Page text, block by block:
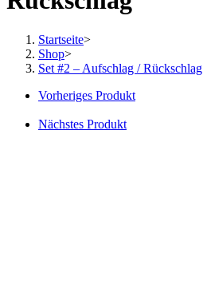
Startseite>
Shop>
Set #2 – Aufschlag / Rückschlag
Vorheriges Produkt
Nächstes Produkt